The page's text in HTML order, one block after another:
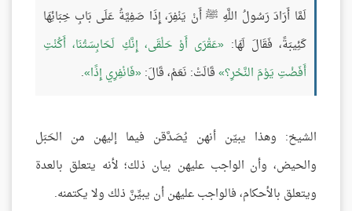
لَمَّا أَرَادَ رَسُولُ اللَّهِ ﷺ أَنْ يَنْفِرَ، إِذَا صَفِيَّةُ عَلَى بَابِ خِبَائِهَا
كَئِيبَةً، فَقَالَ لَهَا:
عَقْرَى أَوْ حَلْقَى، إِنَّكِ لَحَابِسَتُنَا، أَكُنْتِ
أَفَضْتِ يَوْمَ النَّحْرِ؟ قَالَتْ: نَعَمْ، قَالَ: فَانْفِرِي إِذًا .
الشيخ: وهذا يبيّن أنهن يُصَدَّقن فيما إليهن من الحَبَل
والحيض، وأن الواجب عليهن بيان ذلك؛ لأنه يتعلق بالعدة
ويتعلق بالأحكام، فالواجب عليهن أن يبيِّنَّ ذلك ولا يكتمنه.